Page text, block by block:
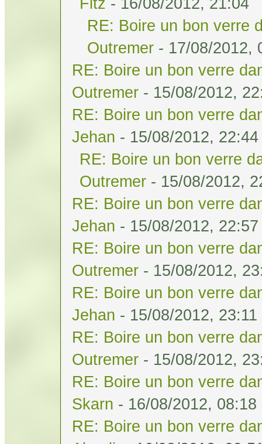
RE: Boire un bon verre
Outremer - 17/08/2012,
RE: Boire un bon verre
Outremer - 15/08/2012,
RE: Boire un bon verre
Jehan - 15/08/2012, 22:44
RE: Boire un bon verre
Outremer - 15/08/2012,
RE: Boire un bon verre
Jehan - 15/08/2012, 22:57
RE: Boire un bon verre
Outremer - 15/08/2012,
RE: Boire un bon verre
Jehan - 15/08/2012, 23:11
RE: Boire un bon verre
Outremer - 15/08/2012,
RE: Boire un bon verre
Skarn - 16/08/2012, 08:18
RE: Boire un bon verre